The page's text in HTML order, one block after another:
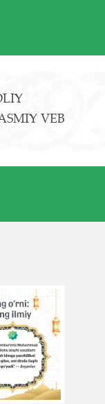
VEB